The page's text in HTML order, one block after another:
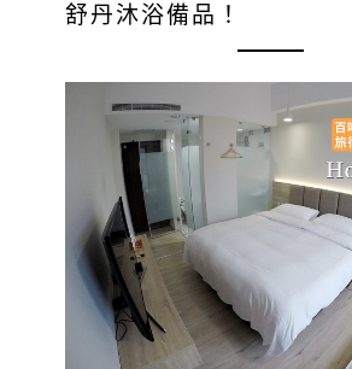
舒丹沐浴備品！